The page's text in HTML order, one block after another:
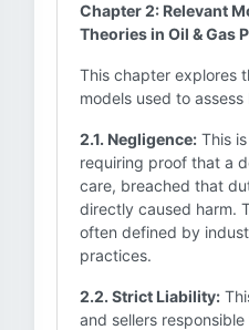
Chapter 2: Relevant
Theories in Oil & Gas
This chapter explores
models used to assess
2.1. Negligence: This
requiring proof that a
care, breached that
directly caused harm.
often defined by
practices.
2.2. Strict Liability:
and sellers